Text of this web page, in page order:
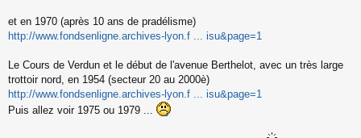
et en 1970 (après 10 ans de pradélisme)
http://www.fondsenligne.archives-lyon.f ... isu&page=1
Le Cours de Verdun et le début de l'avenue Berthelot, avec un très large
trottoir nord, en 1954 (secteur 20 au 2000è)
http://www.fondsenligne.archives-lyon.f ... isu&page=1
Puis allez voir 1975 ou 1979 ...